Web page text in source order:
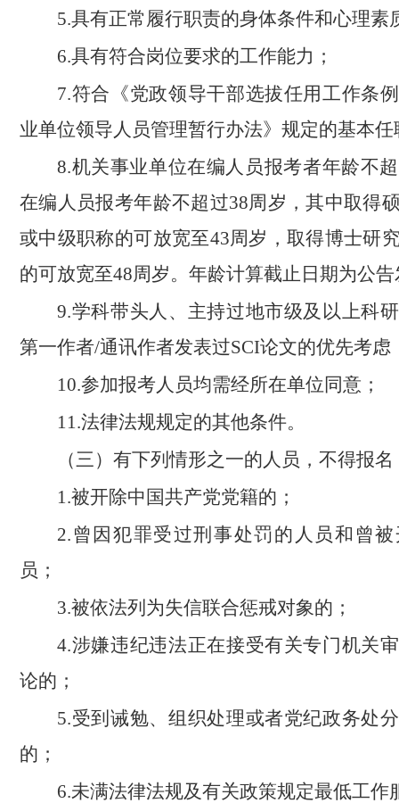
5.具有正常履行职责的身体条件和心理素
6.具有符合岗位要求的工作能力；
7.符合《党政领导干部选拔任用工作条
业单位领导人员管理暂行办法》规定的基本
8.机关事业单位在编人员报考者年龄不
在编人员报考年龄不超过38周岁，其中取得
或中级职称的可放宽至43周岁，取得博士研
的可放宽至48周岁。年龄计算截止日期为公
9.学科带头人、主持过地市级及以上科
第一作者/通讯作者发表过SCI论文的优先考虑
10.参加报考人员均需经所在单位同意；
11.法律法规规定的其他条件。
（三）有下列情形之一的人员，不得报名
1.被开除中国共产党党籍的；
2.曾因犯罪受过刑事处罚的人员和曾
员；
3.被依法列为失信联合惩戒对象的；
4.涉嫌违纪违法正在接受有关专门机关
论的；
5.受到诫勉、组织处理或者党纪政务处
的；
6.未满法律法规及有关政策规定最低工作